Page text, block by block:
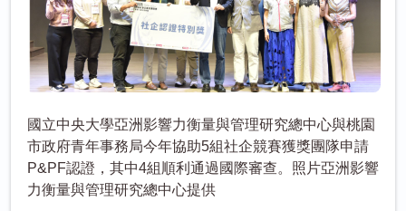
國立中央大學亞洲影響力衡量與管理研究總中心與桃園
市政府青年事務局今年協助5組社企競賽獲獎團隊申請
P&PF認證，其中4組順利通過國際審查。照片亞洲影響
力衡量與管理研究總中心提供